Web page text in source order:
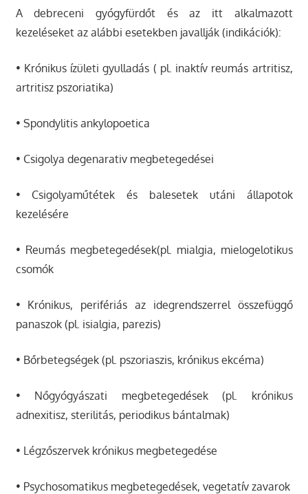
A debreceni gyógyfürdőt és az itt alkalmazott
kezeléseket az alábbi esetekben javallják (indikációk):
• Krónikus ízületi gyulladás ( pl. inaktív reumás artritisz,
artritisz pszoriatika)
• Spondylitis ankylopoetica
• Csigolya degenarativ megbetegedései
• Csigolyaműtétek és balesetek utáni állapotok
kezelésére
• Reumás megbetegedések(pl. mialgia, mielogelotikus
csomók
• Krónikus, perifériás az idegrendszerrel összefüggő
panaszok (pl. isialgia, parezis)
• Bőrbetegségek (pl. pszoriaszis, krónikus ekcéma)
• Nőgyógyászati megbetegedések (pl. krónikus
adnexitisz, sterilitás, periodikus bántalmak)
• Légzőszervek krónikus megbetegedése
• Psychosomatikus megbetegedések, vegetatív zavarok